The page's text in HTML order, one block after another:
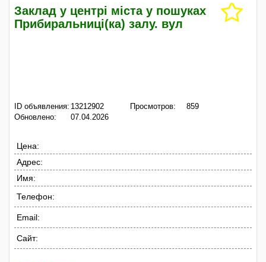
Заклад у центрі міста у пошуках
Прибиральниці(ка) залу. вул
ID объявления: 13212902
Обновлено:
07.04.2026
Просмотров: 859
Цена:
Адрес:
Имя:
Телефон:
Email:
Сайт: